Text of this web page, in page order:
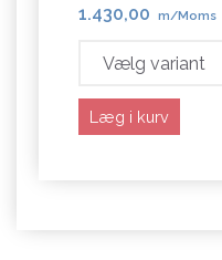
1.430,00 m/Moms
Læg i kurv